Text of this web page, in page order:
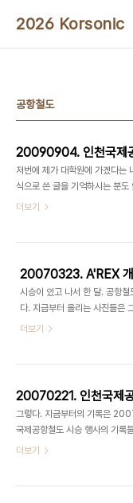
2026 Korsonic
공항철도
20090904. 인천국제
저번에 제가 대학원에 가겠다는
식으로 쓴 글을 기억하시는 분도
일환으로, 철도와 관련된 것이라
제공항철도로 대표되는 민자사
해결하기 위한 대안에 대한 토론
제 이번 학기 시간표엔 금요일
에 열리는 이런 행사들에 참석
했지요. 이 포스터(?)를 보시면
원의 주최로 개최되었습니다. 사
더보기
20070323. A'REX
시승이 있고 나서 한 달. 공항철
다. 지금부터 올리는 사진들은
찍은 사진들이다. 공항철도를
통센터로 내려가는 과정에 사
아마 버스 하차장에서 공항철
도착장에서 공항철도로 가는
다. 더 자세한 이야기는 스크롤
놓은 사진의 설명으로 하도록 하
히 필자가 공항철도 시승을 마
더보기
그렇다. 지금부터의 기록은
국제공항철도 시승 행사의 기록
는 2007년 2월 21일부터
더보기